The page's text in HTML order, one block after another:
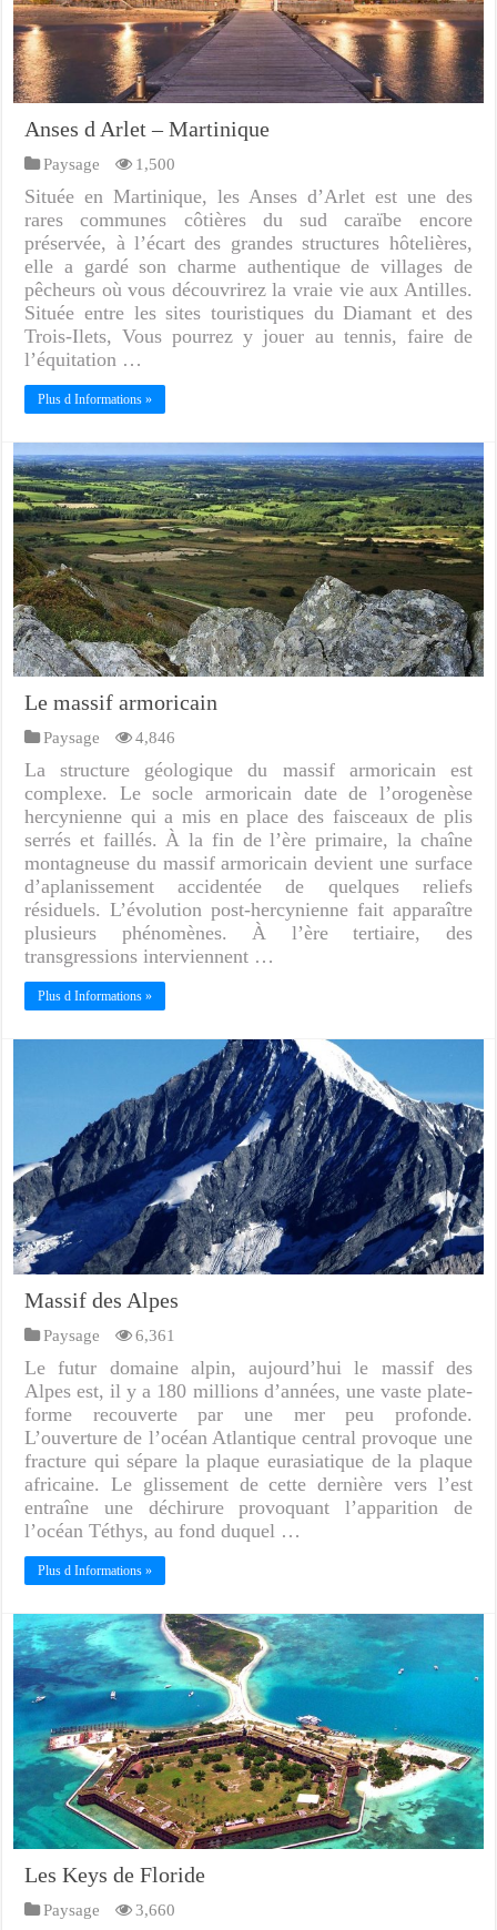
Anses d Arlet – Martinique
Paysage 1,500
Située en Martinique, les Anses d’Arlet est une des
rares communes côtières du sud caraïbe encore
préservée, à l’écart des grandes structures hôtelières,
elle a gardé son charme authentique de villages de
pêcheurs où vous découvrirez la vraie vie aux Antilles.
Située entre les sites touristiques du Diamant et des
Trois-Ilets, Vous pourrez y jouer au tennis, faire de
l’équitation …
Plus d Informations »
Le massif armoricain
Paysage 4,846
La structure géologique du massif armoricain est
complexe. Le socle armoricain date de l’orogenèse
hercynienne qui a mis en place des faisceaux de plis
serrés et faillés. À la fin de l’ère primaire, la chaîne
montagneuse du massif armoricain devient une surface
d’aplanissement accidentée de quelques reliefs
résiduels. L’évolution post-hercynienne fait apparaître
plusieurs phénomènes. À l’ère tertiaire, des
transgressions interviennent …
Plus d Informations »
Massif des Alpes
Paysage 6,361
Le futur domaine alpin, aujourd’hui le massif des
Alpes est, il y a 180 millions d’années, une vaste plate-
forme recouverte par une mer peu profonde.
L’ouverture de l’océan Atlantique central provoque une
fracture qui sépare la plaque eurasiatique de la plaque
africaine. Le glissement de cette dernière vers l’est
entraîne une déchirure provoquant l’apparition de
l’océan Téthys, au fond duquel …
Plus d Informations »
Les Keys de Floride
Paysage 3,660